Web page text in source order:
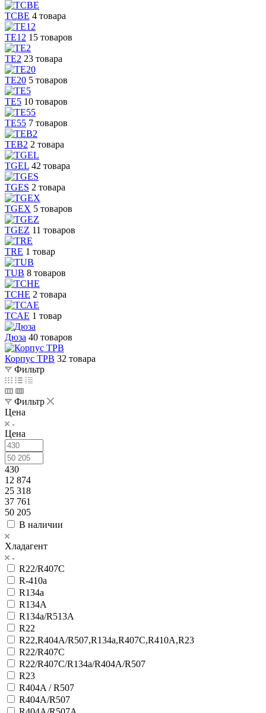
TCBE 4 товара
TE12 15 товаров
TE2 23 товара
TE20 5 товаров
TE5 10 товаров
TE55 7 товаров
TEB2 2 товара
TGEL 42 товара
TGES 2 товара
TGEX 5 товаров
TGEZ 11 товаров
TRE 1 товар
TUB 8 товаров
TСHE 2 товара
TСАЕ 1 товар
Дюза 40 товаров
Корпус ТРВ 32 товара
Фильтр
Фильтр
Цена
Цена
430
12 874
25 318
37 761
50 205
В наличии
Хладагент
R22/R407C
R-410а
R134a
R134A
R134a/R513A
R22
R22,R404A/R507,R134a,R407C,R410A,R23
R22/R407C
R22/R407C/R134a/R404A/R507
R23
R404A / R507
R404A/R507